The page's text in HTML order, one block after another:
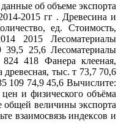
об объеме экспорта
2015 гг . Древесина и
ед. Стоимость,
2015 Лесоматериалы
25,6 Лесоматериалы
418 Фанера клееная,
тыс. т 73,7 70,6
109 74,9 45,6 Вычислите:
и физического объёма
общей величины экспорта
взаимосвязь индексов и